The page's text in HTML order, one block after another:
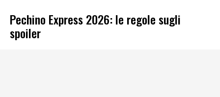
Pechino Express 2026: le regole sugli
spoiler